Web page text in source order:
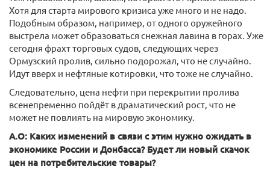
Хотя для старта мирового кризиса уже много и не надо.
Подобным образом, например, от одного оружейного
выстрела может образоваться снежная лавина в горах. Уже
сегодня фрахт торговых судов, следующих через
Ормузский пролив, сильно подорожал, что не случайно.
Идут вверх и нефтяные котировки, что тоже не случайно.
Следовательно, цена нефти при перекрытии пролива
всенепременно пойдёт в драматический рост, что не
может не повлиять на мировую экономику.
А.О: Каких изменений в связи с этим нужно ожидать в
экономике России и Донбасса? Будет ли новый скачок
цен на потребительские товары?